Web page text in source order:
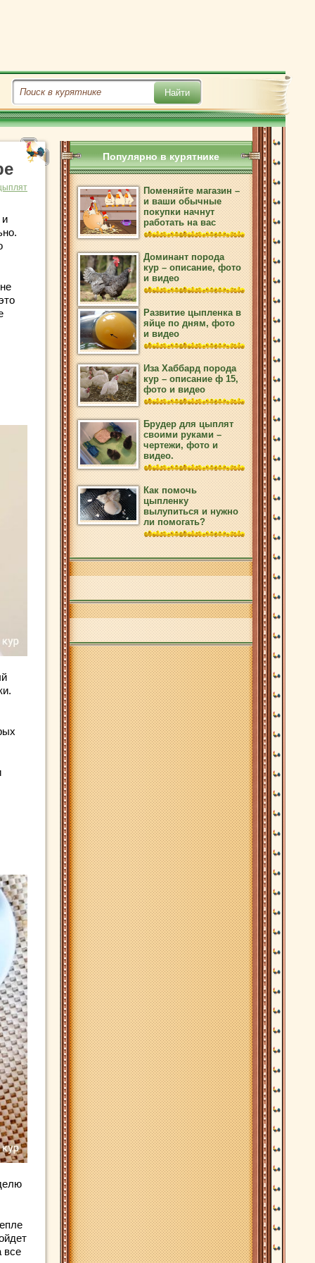
и
все
Популярно в курятнике
Поменяйте магазин –
и ваши обычные
покупки начнут
работать на вас
Доминант порода
кур – описание, фото
и видео
Развитие цыпленка в
яйце по дням, фото
и видео
Иза Хаббард порода
кур – описание ф 15,
фото и видео
Брудер для цыплят
своими руками –
чертежи, фото и
видео.
Как помочь
цыпленку
вылупиться и нужно
ли помогать?